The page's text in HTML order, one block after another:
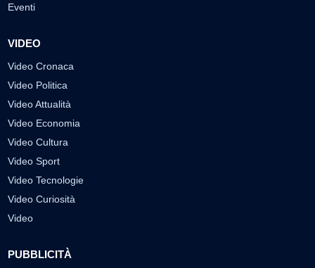
Eventi
VIDEO
Video Cronaca
Video Politica
Video Attualità
Video Economia
Video Cultura
Video Sport
Video Tecnologie
Video Curiosità
Video
PUBBLICITÀ